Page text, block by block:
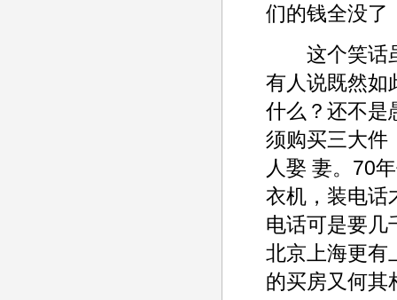
们的钱全没了
这个笑话虽
有人说既然如
什么？还不是
须购买三大件
人娶 妻。70
衣机，装电话
电话可是要几
北京上海更有
的买房又何其